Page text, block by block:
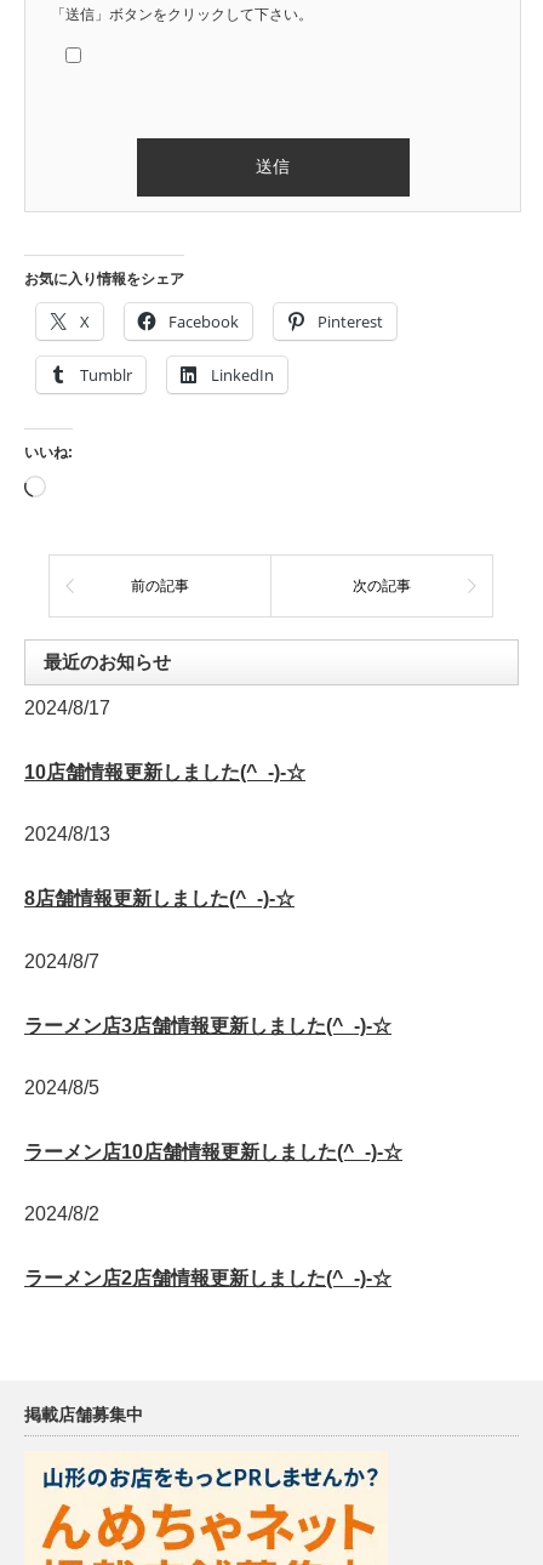
「送信」ボタンをクリックして下さい。
お気に入り情報をシェア
X Facebook Pinterest
Tumblr LinkedIn
いいね:
読
み
中…
前の記事 次の記事
最近のお知らせ
2024/8/17
10店舗情報更新しました(^_-)-☆
2024/8/13
8店舗情報更新しました(^_-)-☆
2024/8/7
ラーメン店3店舗情報更新しました(^_-)-☆
2024/8/5
ラーメン店10店舗情報更新しました(^_-)-☆
2024/8/2
ラーメン店2店舗情報更新しました(^_-)-☆
掲載店舗募集中